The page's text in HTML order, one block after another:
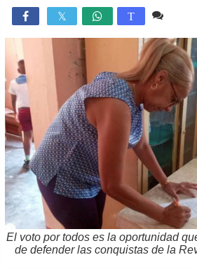
 T
El voto por todos es la oportunidad
de defender las conquistas de la